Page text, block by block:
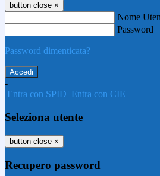
button close ×
Nome
Password
Password dimenticata?
-
Entra con SPID Entra con CIE
Seleziona utente
button close ×
Recupero password